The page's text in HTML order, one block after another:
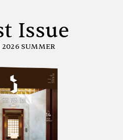
Issue
2026 SUMMER